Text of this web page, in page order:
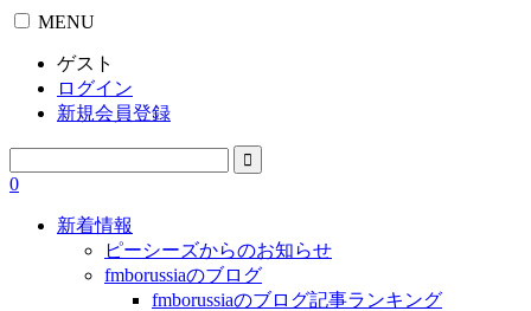
MENU
ゲスト
ログイン
新規会員登録
0
新着情報
ピーシーズからのお知らせ
fmborussiaのブログ
fmborussiaのブログ記事ランキング